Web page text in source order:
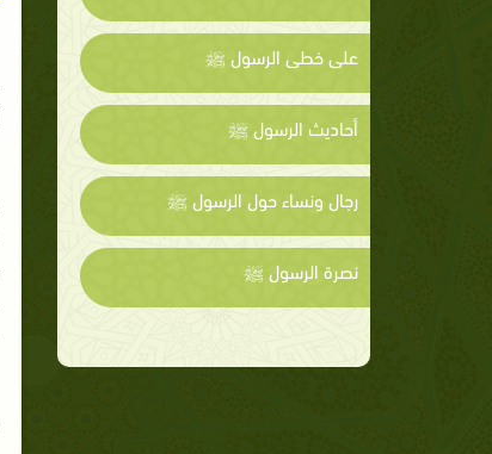
على خطى الرسول ﷺ
أحاديث الرسول ﷺ
رجال ونساء حول الرسول ﷺ
نصرة الرسول ﷺ